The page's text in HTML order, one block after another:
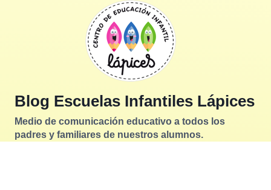
Blog Escuelas Infantiles Lápices
Medio de comunicación educativo a todos los
padres y familiares de nuestros alumnos.